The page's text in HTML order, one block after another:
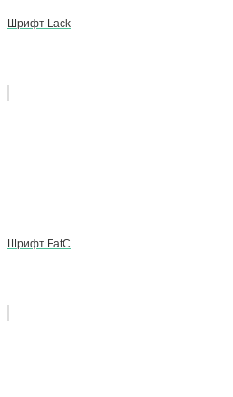
Шрифт Lack
Шрифт FatC